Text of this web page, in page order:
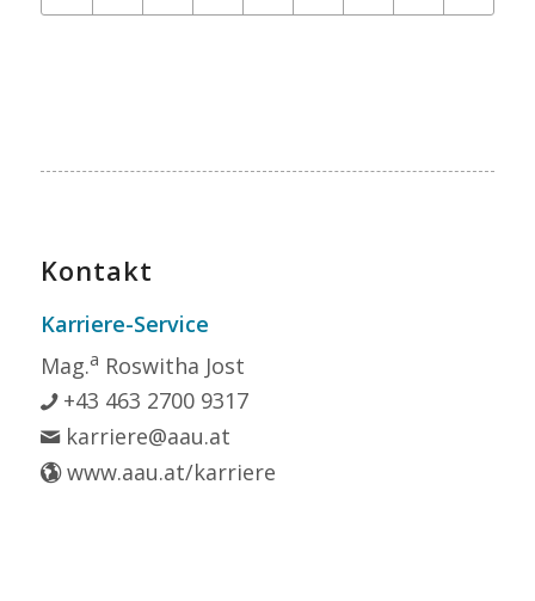
Kontakt
Karriere-Service
Mag.a Roswitha Jost
+43 463 2700 9317
karriere@aau.at
www.aau.at/karriere